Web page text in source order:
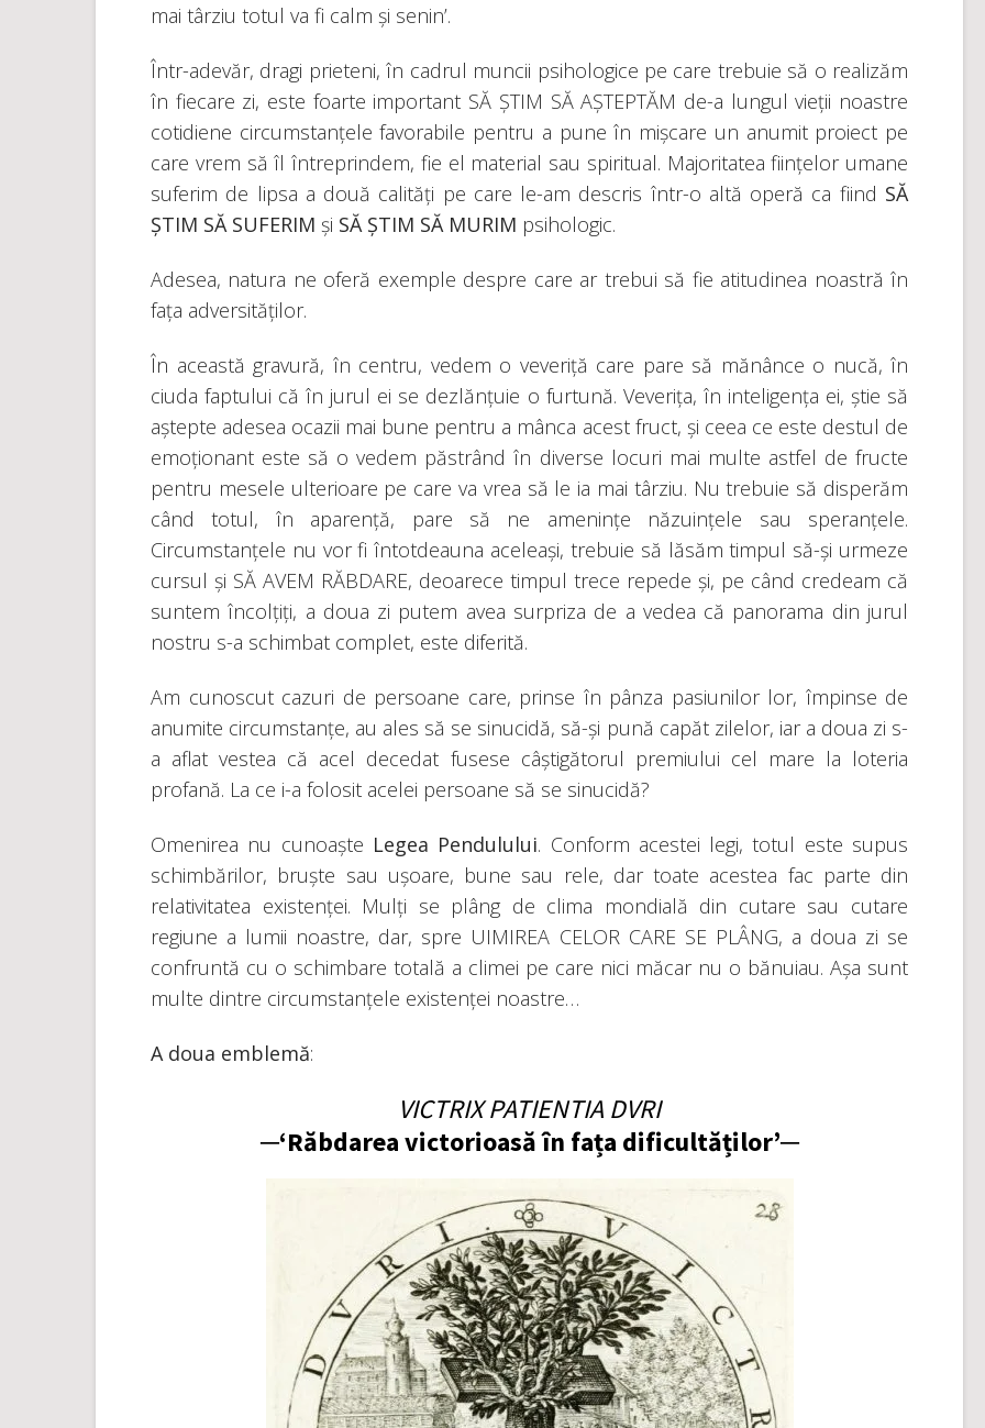
mai târziu totul va fi calm și senin’.
Într-adevăr, dragi prieteni, în cadrul muncii psihologice pe care trebuie să o realizăm
în fiecare zi, este foarte important SĂ ȘTIM SĂ AȘTEPTĂM de-a lungul vieții noastre
cotidiene circumstanțele favorabile pentru a pune în mișcare un anumit proiect pe
care vrem să îl întreprindem, fie el material sau spiritual. Majoritatea ființelor umane
suferim de lipsa a două calități pe care le-am descris într-o altă operă ca fiind SĂ
ȘTIM SĂ SUFERIM și SĂ ȘTIM SĂ MURIM psihologic.
Adesea, natura ne oferă exemple despre care ar trebui să fie atitudinea noastră în
fața adversităților.
În această gravură, în centru, vedem o veveriță care pare să mănânce o nucă, în
ciuda faptului că în jurul ei se dezlănțuie o furtună. Veverița, în inteligența ei, știe să
aștepte adesea ocazii mai bune pentru a mânca acest fruct, și ceea ce este destul de
emoționant este să o vedem păstrând în diverse locuri mai multe astfel de fructe
pentru mesele ulterioare pe care va vrea să le ia mai târziu. Nu trebuie să disperăm
când totul, în aparență, pare să ne amenințe năzuințele sau speranțele.
Circumstanțele nu vor fi întotdeauna aceleași, trebuie să lăsăm timpul să-și urmeze
cursul și SĂ AVEM RĂBDARE, deoarece timpul trece repede și, pe când credeam că
suntem încolțiți, a doua zi putem avea surpriza de a vedea că panorama din jurul
nostru s-a schimbat complet, este diferită.
Am cunoscut cazuri de persoane care, prinse în pânza pasiunilor lor, împinse de
anumite circumstanțe, au ales să se sinucidă, să-și pună capăt zilelor, iar a doua zi s-
a aflat vestea că acel decedat fusese câștigătorul premiului cel mare la loteria
profană. La ce i-a folosit acelei persoane să se sinucidă?
Omenirea nu cunoaște Legea Pendulului. Conform acestei legi, totul este supus
schimbărilor, bruște sau ușoare, bune sau rele, dar toate acestea fac parte din
relativitatea existenței. Mulți se plâng de clima mondială din cutare sau cutare
regiune a lumii noastre, dar, spre UIMIREA CELOR CARE SE PLÂNG, a doua zi se
confruntă cu o schimbare totală a climei pe care nici măcar nu o bănuiau. Așa sunt
multe dintre circumstanțele existenței noastre…
A doua emblemă:
VICTRIX PATIENTIA DVRI
─‘Răbdarea victorioasă în fața dificultăților’─